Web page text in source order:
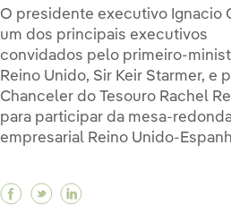
O presidente executivo Ignacio
um dos principais executivos
convidados pelo primeiro-
Reino Unido, Sir Keir Starmer, e
Chanceler do Tesouro Rachel
para participar da mesa-
empresarial Reino Unido-
Facebook Ignacio Galán
Twitter Ignacio Galán